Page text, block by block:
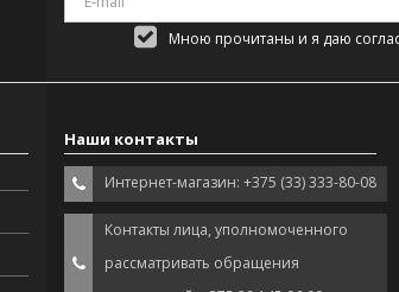
Мною прочитаны и я даю
Наши контакты
Интернет-магазин: +375 (33) 333-80-08
Контакты лица, уполномоченного
рассматривать обращения